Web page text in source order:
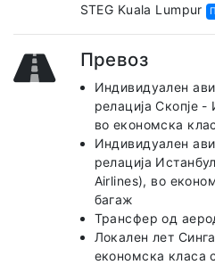
STEG Kuala Lumpur
Превоз
Индивидуален
релација Скопје
во економска
Индивидуален
релација
Airlines), во
багаж
Трансфер од
Локален лет
економска класа